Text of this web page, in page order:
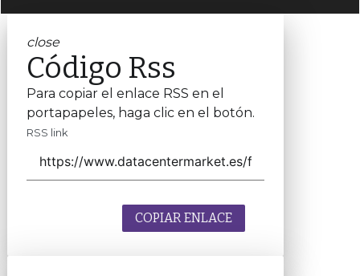
close
Código Rss
Para copiar el enlace RSS en el
portapapeles, haga clic en el botón.
RSS link
COPIAR ENLACE